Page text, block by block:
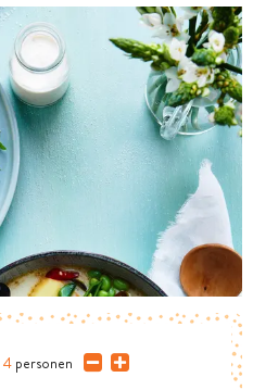
4 personen